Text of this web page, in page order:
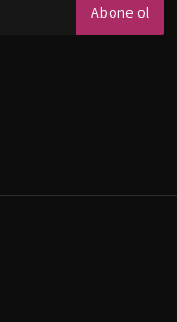
Abone ol